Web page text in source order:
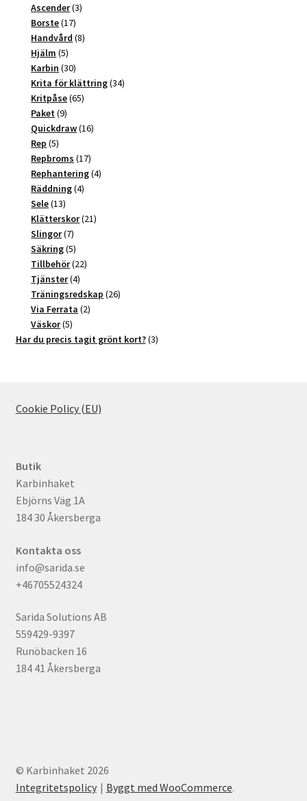
Ascender 33
Borste 1717
produkter
Handvård 88
Hjälm 55
produkter
Karbin 3030
produkter
Krita för klättring 3434
Kritpåse 6565
Paket 99
produkter
Quickdraw 1616
Rep 55
produkter
Repbroms 1717
produkter
Rephantering 44
Räddning 44
Sele 1313
produkter
Klätterskor 2121
Slingor 77
produkter
Säkring 55
produkter
Tillbehör 2222
Tjänster 44
produkter
Träningsredskap 2626
Via Ferrata 22
Väskor 55
produkter
Har du precis tagit grönt kort? 33
Cookie Policy (EU)
Butik
Karbinhaket
Ebjörns Väg 1A
184 30 Åkersberga
Kontakta oss
info@sarida.se
+46705524324
Sarida Solutions AB
559429-9397
Runöbacken 16
184 41 Åkersberga
© Karbinhaket 2026
Integritetspolicy
Byggt med WooCommerce.